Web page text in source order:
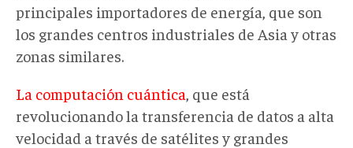
principales importadores de energía, que son
los grandes centros industriales de Asia y otras
zonas similares.
La computación cuántica , que está
revolucionando la transferencia de datos a alta
velocidad a través de satélites y grandes